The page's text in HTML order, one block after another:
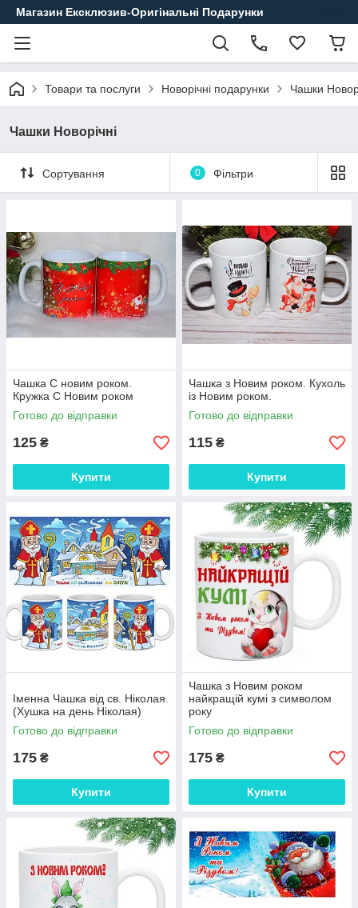
Магазин Ексклюзив-Оригінальні Подарунки
Товари та послуги Новорічні подарунки Чашки
Чашки Новорічні
Сортування 0 Фільтри
Чашка С новим роком.
Кружка С Новим роком
Готово до відправки
125 ₴
Купити
Чашка з Новим роком. Кухоль
із Новим роком.
Готово до відправки
115 ₴
Купити
Іменна Чашка від св. Ніколая.
(Хушка на день Ніколая)
Готово до відправки
175 ₴
Купити
Чашка з Новим роком
найкращій кумі з символом
року
Готово до відправки
175 ₴
Купити